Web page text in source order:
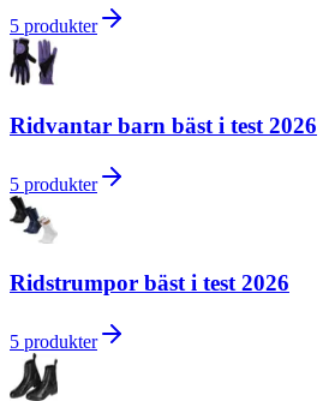
5 produkter
Ridvantar barn bäst i test 2026
5 produkter
Ridstrumpor bäst i test 2026
5 produkter